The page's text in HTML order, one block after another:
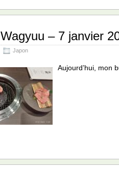
Wagyuu – 7 janvier
Japon
Aujourd’hui, mon